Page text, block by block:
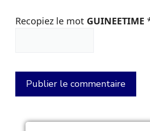
Recopiez le mot GUINEETIME